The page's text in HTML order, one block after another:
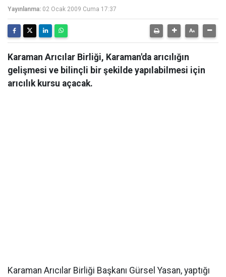
Yayınlanma: 02 Ocak 2009 Cuma 17:37
Karaman Arıcılar Birliği, Karaman'da arıcılığın
gelişmesi ve bilinçli bir şekilde yapılabilmesi için
arıcılık kursu açacak.
Karaman Arıcılar Birliği Başkanı Gürsel Yasan, yaptığı